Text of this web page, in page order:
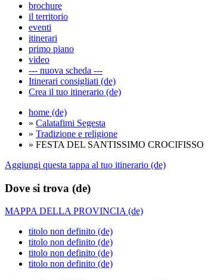
brochure
il territorio
eventi
itinerari
primo piano
video
--- nuova scheda ---
Itinerari consigliati (de)
Crea il tuo itinerario (de)
home (de)
» Calatafimi Segesta
» Tradizione e religione
» FESTA DEL SANTISSIMO CROCIFISSO
Aggiungi questa tappa al tuo itinerario (de)
Dove si trova (de)
MAPPA DELLA PROVINCIA (de)
titolo non definito (de)
titolo non definito (de)
titolo non definito (de)
titolo non definito (de)